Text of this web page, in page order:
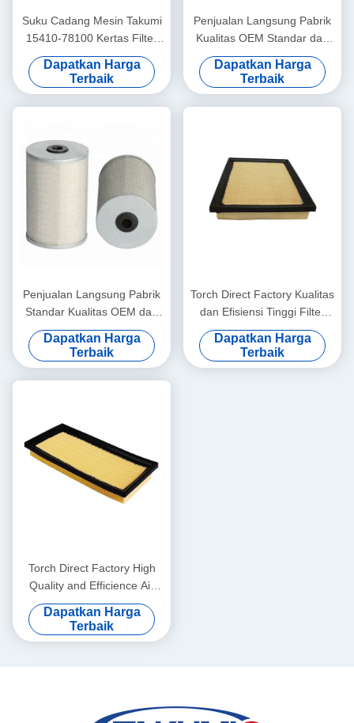
Suku Cadang Mesin Takumi
15410-78100 Kertas Filter
Dan Perumahan Berkualitas
Sesuai Filter Bahan Bakar
SUZUKI
Dapatkan Harga
Terbaik
Penjualan Langsung Pabrik
Kualitas OEM Standar dan
Filter Bahan Bakar Truk
Efisiensi Tinggi 68197867AA
68065608AA
Dapatkan Harga
Terbaik
Penjualan Langsung Pabrik
Standar Kualitas OEM dan
Filter Bahan Bakar Efisiensi
Tinggi 23390-LIE50 SF-
28010 23390-78450
Dapatkan Harga
Terbaik
Torch Direct Factory Kualitas
dan Efisiensi Tinggi Filter
udara otomatis 17801-
0T050 17801-37021 17801-
37020 untuk Toyota
Dapatkan Harga
Terbaik
Torch Direct Factory High
Quality and Efficience Air
filter 17801-0Y050 17801-
0Y070 17801-BZ150
1500A617 17801-0Y040
Dapatkan Harga
Terbaik